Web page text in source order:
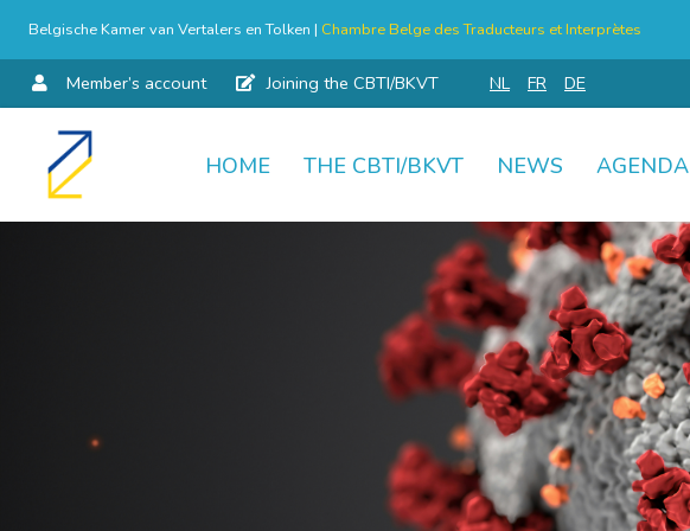
Belgische Kamer van Vertalers en Tolken | Chambre Belge des Traducteurs et Interprètes
Member’s account Joining the CBTI/BKVT NL FR DE
Skip
HOME THE CBTI/BKVT NEWS AGENDA